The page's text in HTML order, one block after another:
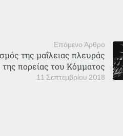
Επόμενο Άρθρο
11 Σεπτεμβρίου 2018
της μαΐλειας πλευράς
της πορείας του Κόμματος